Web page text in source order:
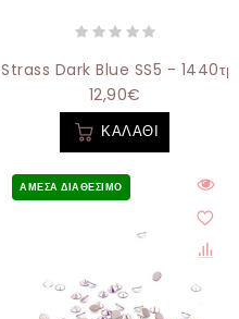
Strass Dark Blue SS5 -
12,90€
ΚΑΛΆΘΙ
ΆΜΕΣΑ ΔΙΑΘΈΣΙΜΟ